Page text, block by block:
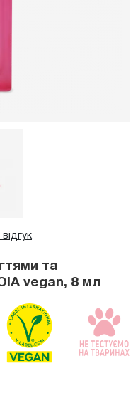
та
vegan, 8 мл